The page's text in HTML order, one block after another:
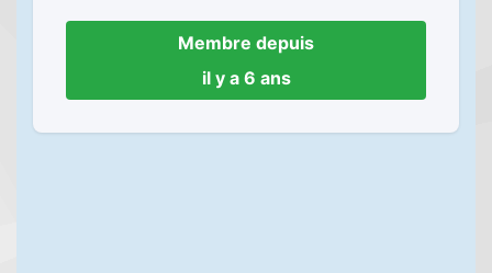
Membre depuis
il y a 6 ans